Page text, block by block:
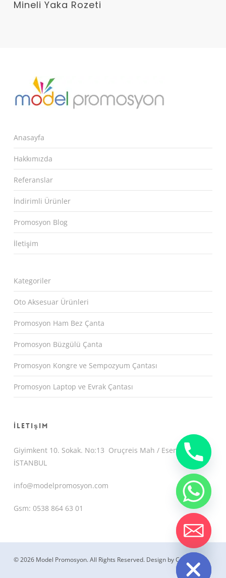
Mineli Yaka Rozeti
Anasayfa
Hakkımızda
Referanslar
İndirimli Ürünler
Promosyon Blog
İletişim
Kategoriler
Oto Aksesuar Ürünleri
Promosyon Ham Bez Çanta
Promosyon Büzgülü Çanta
Promosyon Kongre ve Sempozyum Çantası
Promosyon Laptop ve Evrak Çantası
İletişim
Giyimkent 10. Sokak. No:13 Oruçreis Mah / Esenler /
İSTANBUL
info@modelpromosyon.com
Gsm: 0538 864 63 01
© 2026 Model Promosyon. All Rights Reserved. Design by CemUyguc
Hide
chaty